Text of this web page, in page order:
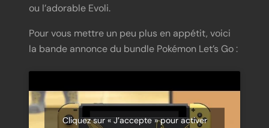
ou l’adorable Evoli.
Pour vous mettre un peu plus en appétit, voici
la bande annonce du bundle Pokémon Let’s Go :
Cliquez sur « J’accepte » pour activer